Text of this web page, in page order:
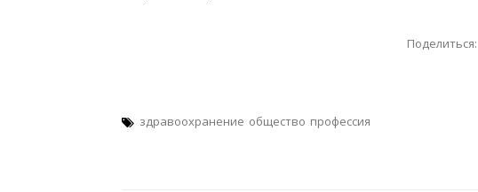
Поделиться:
здравоохранение общество профессия